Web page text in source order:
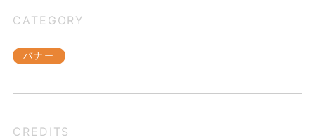
CATEGORY
バナー
CREDITS